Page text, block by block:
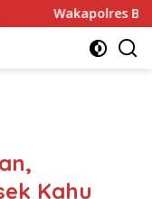
Bone
Kahu